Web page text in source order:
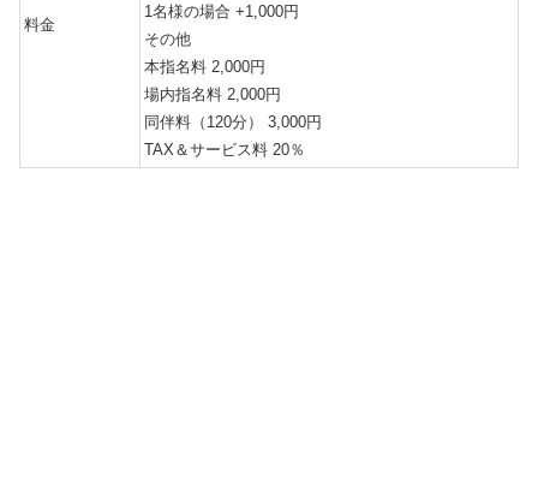
料金
1名様の場合 +1,000円
その他
本指名料 2,000円
場内指名料 2,000円
同伴料（120分） 3,000円
TAX＆サービス料 20％